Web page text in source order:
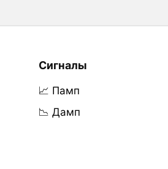
Сигналы
📈 Памп
📉 Дамп